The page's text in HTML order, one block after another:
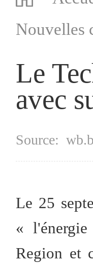
Nouvelles
Le
avec
Source:
Le 25
«
Region et